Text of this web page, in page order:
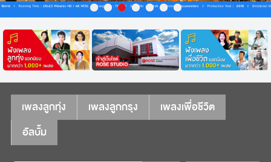
เพลงลูกทุ่ง เพลงลูกกรุง
เพลงเพื่อชีวิต
อัลบั้ม